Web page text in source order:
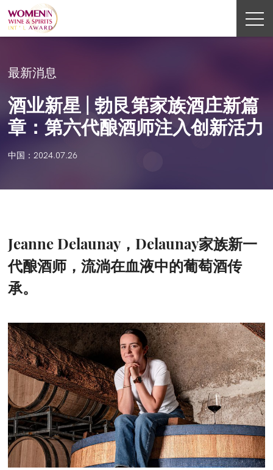
最新消息
酒业新星 | 勃艮第家族酒庄新篇
章：第六代酿酒师注入创新活力
中国：2024.07.26
Jeanne Delaunay，Delaunay家族新一
代酿酒师，流淌在血液中的葡萄酒传
承。